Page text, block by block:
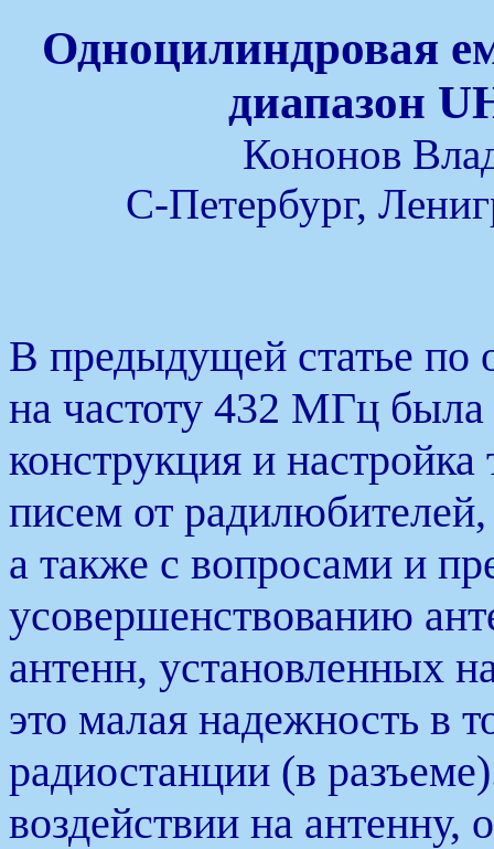
Одноцилиндровая
диапазон
Кононов
С-Петербург,
В предыдущей статье по
на частоту 432 МГц
конструкция и
писем от
а также с вопросами и
усовершенствованию
антенн, установленных
это малая надежность в
радиостанции (в
воздействии на